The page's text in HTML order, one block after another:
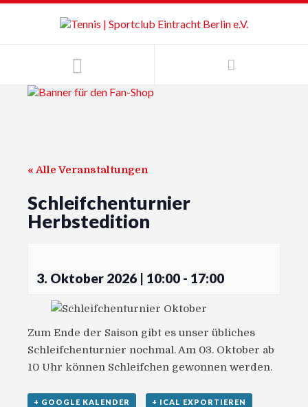
« Alle Veranstaltungen
Schleifchenturnier
Herbstedition
3. Oktober 2026 | 10:00 - 17:00
Zum Ende der Saison gibt es unser übliches
Schleifchenturnier nochmal. Am 03. Oktober ab
10 Uhr können Schleifchen gewonnen werden.
+ GOOGLE KALENDER + ICAL EXPORTIEREN